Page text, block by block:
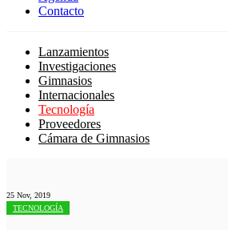
Contacto
Lanzamientos
Investigaciones
Gimnasios
Internacionales
Tecnología
Proveedores
Cámara de Gimnasios
25 Nov, 2019
TECNOLOGÍA